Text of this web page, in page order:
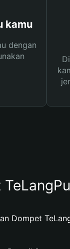
kamu
dengan
Dompet